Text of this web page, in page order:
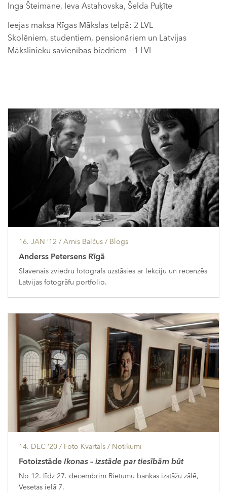
Inga Šteimane, Ieva Astahovska, Šelda Puķīte
Ieejas maksa Rīgas Mākslas telpā: 2 LVL
Skolēniem, studentiem, pensionāriem un Latvijas
Mākslinieku savienības biedriem – 1 LVL
16. JAN ’12 / Arnis Balčus / Blogs
Anderss Petersens Rīgā
Slavenais zviedru fotografs uzstāsies ar lekciju un recenzēs
Latvijas fotogrāfu portfolio.
14. DEC ’20 / Foto Kvartāls / Notikumi
FotoizstādeIkonas – izstāde par tiesībām būt
No 12. līdz 27. decembrim Rietumu bankas izstāžu zālē,
Vesetas ielā 7.